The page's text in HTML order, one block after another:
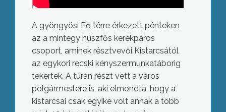
A gyöngyösi Fő térre érkezett pénteken
az a mintegy húszfős kerékpáros
csoport, aminek résztvevői Kistarcsától
az egykori recski kényszermunkatáborig
tekertek. A túrán részt vett a város
polgármestere is, aki elmondta, hogy a
kistarcsai csak egyike volt annak a több